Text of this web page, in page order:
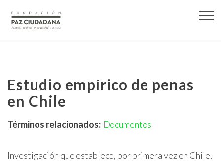
Estudio empírico de penas
en Chile
Términos relacionados: Documentos
Investigación que establece, por primera vez en Chile,